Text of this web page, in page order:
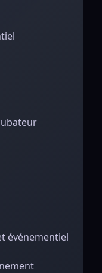
événementiel